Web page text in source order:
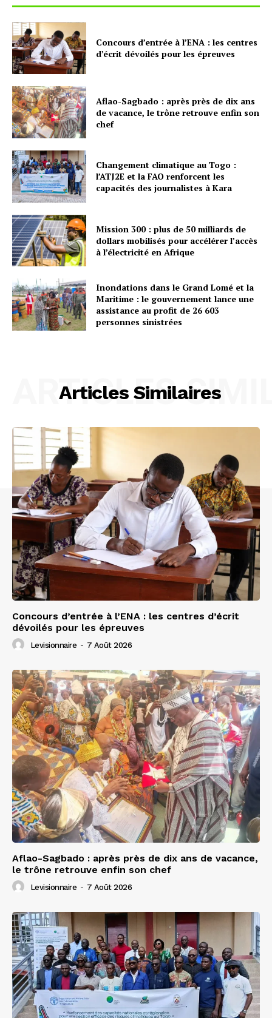
Concours d’entrée à l’ENA : les centres
d’écrit dévoilés pour les épreuves
Aflao-Sagbado : après près de dix ans
de vacance, le trône retrouve enfin son
chef
Changement climatique au Togo :
l’ATJ2E et la FAO renforcent les
capacités des journalistes à Kara
Mission 300 : plus de 50 milliards de
dollars mobilisés pour accélérer l’accès
à l’électricité en Afrique
Inondations dans le Grand Lomé et la
Maritime : le gouvernement lance une
assistance au profit de 26 603
personnes sinistrées
Articles Similaires
ARTICLES
Concours d’entrée à l’ENA : les centres d’écrit
dévoilés pour les épreuves
Levisionnaire - 7 Août 2026
Aflao-Sagbado : après près de dix ans de vacance,
le trône retrouve enfin son chef
Levisionnaire - 7 Août 2026